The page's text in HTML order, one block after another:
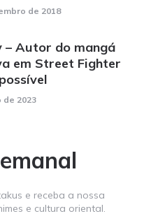
de 2018
– Autor do mangá
em Street Fighter
de 2023
e receba a nossa
e cultura oriental.